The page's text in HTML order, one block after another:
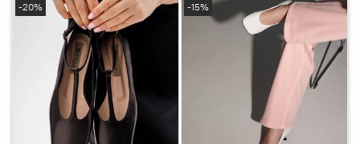
-20% -15%